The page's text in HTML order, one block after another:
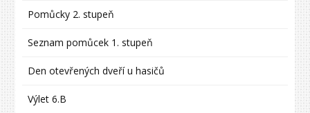
Pomůcky 2. stupeň
Seznam pomůcek 1. stupeň
Den otevřených dveří u hasičů
Výlet 6.B